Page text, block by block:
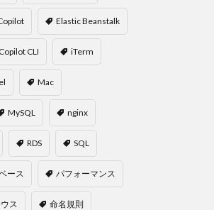
Elastic Beanstalk
CLI iTerm
Mac
MySQL nginx
RDS SQL
ース パフォーマンス
ス 命名規則